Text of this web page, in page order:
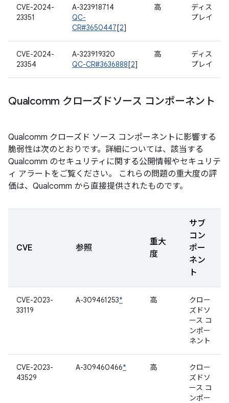
CVE-2024-
23351
A-323918714
QC-
CR#3650447[2]
高
ディス
プレイ
CVE-2024-
23354
A-323919320
QC-CR#3636888[2]
高
ディス
プレイ
Qualcomm クローズドソース コンポーネント
Qualcomm クローズド ソース コンポーネントに影響する
脆弱性は次のとおりです。詳細については、該当する
Qualcomm のセキュリティに関する公開情報やセキュリテ
ィ アラートをご覧ください。 これらの問題の重大度の評
価は、Qualcomm から直接提供されたものです。
CVE 参照
重大
度
サブ
コン
ポー
ネン
ト
CVE-2023-
33119
A-309461253* 高
クロー
ズドソ
ース コ
ンポー
ネント
CVE-2023-
43529
A-309460466* 高
クロー
ズドソ
ース コ
ンポー